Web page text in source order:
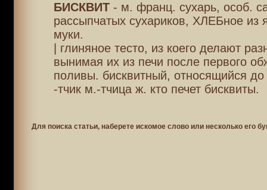
БИСКВИТ- м. франц. сухарь, особ.
рассыпчатых сухариков, ХЛЕБное из
муки.
| глиняное тесто, из коего делают
вынимая их из печи после первого
поливы. бисквитный, относящийся до
-тчик м.-тчица ж. кто печет бисквиты.
Для поиска статьи, наберете искомое слово или несколько его